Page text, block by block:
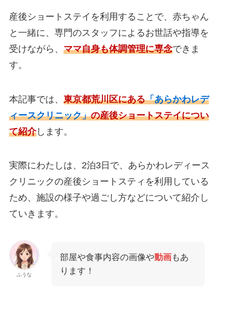
産後ショートステイを利用することで、赤ちゃん
と一緒に、専門のスタッフによるお世話や指導を
受けながら、 ママ自身も体調管理に専念できま
す。
本記事では、 東京都荒川区にある「あらかわレデ
ィースクリニック」の産後ショートステイについ
て紹介します。
実際にわたしは、2泊3日で、あらかわレディース
クリニックの産後ショートスティを利用している
ため、施設の様子や過ごし方などについて紹介し
ていきます。
ふうな
部屋や食事内容の画像や動画 もあ
ります！